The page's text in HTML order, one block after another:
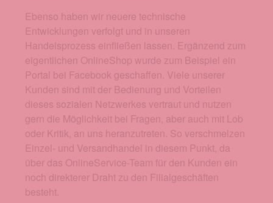
Ebenso haben wir neuere technische
Entwicklungen verfolgt und in unseren
Handelsprozess einfließen lassen. Ergänzend zum
eigentlichen OnlineShop wurde zum Beispiel ein
Portal bei Facebook geschaffen. Viele unserer
Kunden sind mit der Bedienung und Vorteilen
dieses sozialen Netzwerkes vertraut und nutzen
gern die Möglichkeit bei Fragen, aber auch mit Lob
oder Kritik, an uns heranzutreten. So verschmelzen
Einzel- und Versandhandel in diesem Punkt, da
über das OnlineService-Team für den Kunden ein
noch direkterer Draht zu den Filialgeschäften
besteht.